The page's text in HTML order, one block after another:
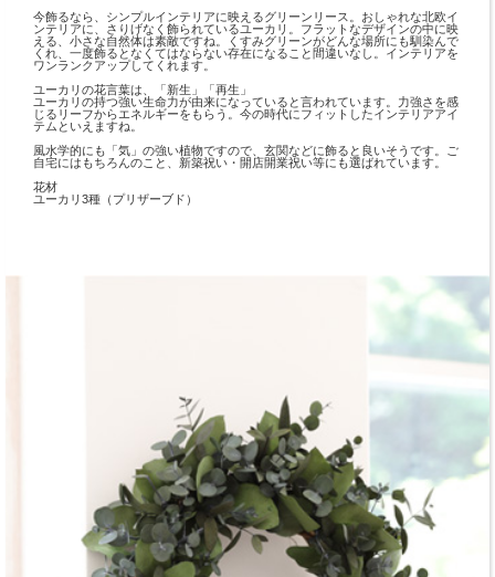
今飾るなら、シンプルインテリアに映えるグリーンリース。おしゃれな北欧イ
ンテリアに、さりげなく飾られているユーカリ。フラットなデザインの中に映
える、小さな自然体は素敵ですね。くすみグリーンがどんな場所にも馴染んで
くれ、一度飾るとなくてはならない存在になること間違いなし。インテリアを
ワンランクアップしてくれます。
ユーカリの花言葉は、「新生」「再生」
ユーカリの持つ強い生命力が由来になっていると言われています。力強さを感
じるリーフからエネルギーをもらう。今の時代にフィットしたインテリアアイ
テムといえますね。
風水学的にも「気」の強い植物ですので、玄関などに飾ると良いそうです。ご
自宅にはもちろんのこと、新築祝い・開店開業祝い等にも選ばれています。
花材
ユーカリ3種（プリザーブド）